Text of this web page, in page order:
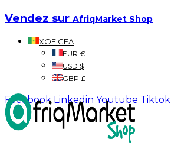
Vendez sur AfriqMarket Shop
XOF CFA
EUR €
USD $
GBP £
Facebook Linkedin Youtube Tiktok